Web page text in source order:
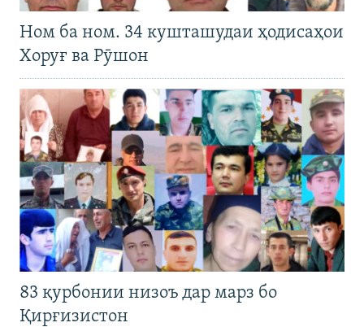
Ном ба ном. 34 кушташудаи ҳодисаҳои
Хоруғ ва Рӯшон
83 қурбонии низоъ дар марз бо
Қирғизистон